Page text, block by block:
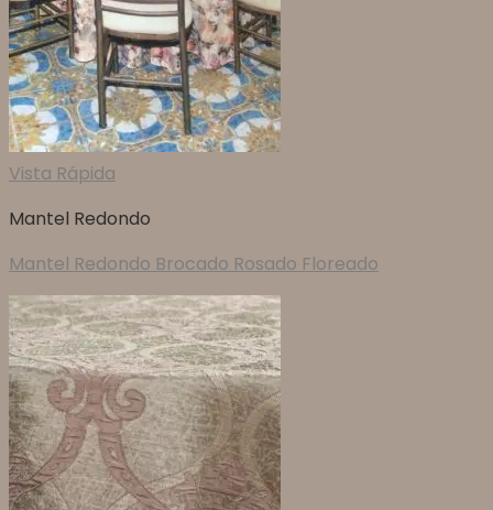
Vista Rápida
Mantel Redondo
Mantel Redondo Brocado Rosado Floreado